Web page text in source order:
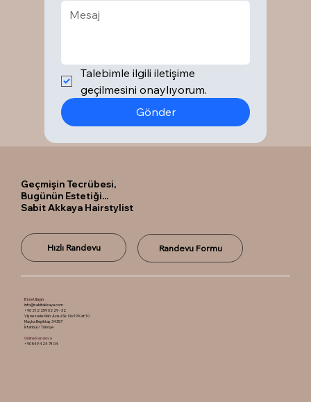
Talebimle ilgili iletişime
geçilmesini onaylıyorum.
Gönder
Geçmişin Tecrübesi,
Bugünün Estetiği...
Sabit Akkaya Hairstylist
Randevu Formu
Hızlı Randevu
Bize Ulaşın
info@sabitakkaya.com
+90 212 259 02 29 - 32
Vişnezade Mah. Acısu Sk. No:19 Kat:10
Maçka Beşiktaş 34357
İstanbul / Türkiye
Online Randevu
+90 549 424 74 04